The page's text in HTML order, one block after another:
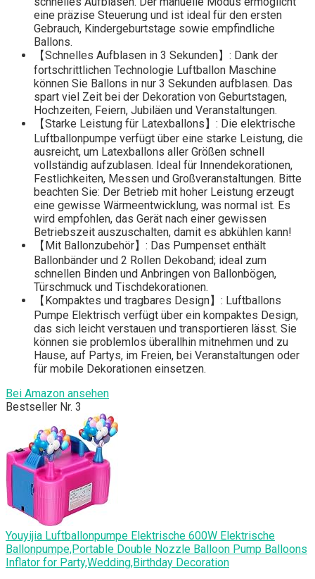
eine präzise Steuerung und ist ideal für den ersten
Gebrauch, Kindergeburtstage sowie empfindliche
Ballons.
【Schnelles Aufblasen in 3 Sekunden】: Dank der
fortschrittlichen Technologie Luftballon Maschine
können Sie Ballons in nur 3 Sekunden aufblasen. Das
spart viel Zeit bei der Dekoration von Geburtstagen,
Hochzeiten, Feiern, Jubiläen und Veranstaltungen.
【Starke Leistung für Latexballons】: Die elektrische
Luftballonpumpe verfügt über eine starke Leistung, die
ausreicht, um Latexballons aller Größen schnell
vollständig aufzublasen. Ideal für Innendekorationen,
Festlichkeiten, Messen und Großveranstaltungen. Bitte
beachten Sie: Der Betrieb mit hoher Leistung erzeugt
eine gewisse Wärmeentwicklung, was normal ist. Es
wird empfohlen, das Gerät nach einer gewissen
Betriebszeit auszuschalten, damit es abkühlen kann!
【Mit Ballonzubehör】: Das Pumpenset enthält
Ballonbänder und 2 Rollen Dekoband; ideal zum
schnellen Binden und Anbringen von Ballonbögen,
Türschmuck und Tischdekorationen.
【Kompaktes und tragbares Design】: Luftballons
Pumpe Elektrisch verfügt über ein kompaktes Design,
das sich leicht verstauen und transportieren lässt. Sie
können sie problemlos überallhin mitnehmen und zu
Hause, auf Partys, im Freien, bei Veranstaltungen oder
für mobile Dekorationen einsetzen.
Bei Amazon ansehen
Bestseller Nr. 3
Youyijia Luftballonpumpe Elektrische 600W Elektrische
Ballonpumpe,Portable Double Nozzle Balloon Pump Balloons
Inflator for Party,Wedding,Birthday Decoration